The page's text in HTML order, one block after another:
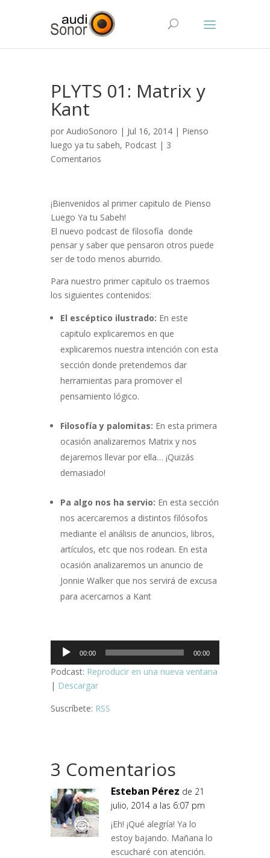
PLYTS 01: Matrix y
Kant
por AudioSonoro | Jul 16, 2014 | Pienso
luego ya tu sabeh, Podcast | 3
Comentarios
¡Bienvenidos al primer capitulo de Pienso
Luego Ya tu Sabeh!
El nuevo podcast de filosofía donde
pensar y saber que pensaron otros puede
ser de todo menos aburrido.
Para nuestro primer capitulo os traemos
los siguientes contenidos:
El escéptico ilustrado: En este
capitulo explicaremos en que
explicaremos nuestra intención con esta
sección donde pretendemos dar
herramientas para promover el
pensamiento lógico.
Filosofía y palomitas: En esta primera
ocasión analizaremos Matrix y nos
dejaremos llevar por ella… ¡Quizás
demasiado!
Pa algo nos ha servio: En esta sección
nos acercaremos a distintos filósofos
mediante el análisis de anuncios, libros,
artículos, etc que nos rodean. En esta
ocasión analizaremos un anuncio de
Jonnie Walker que nos servirá de excusa
para acercarnos a Kant
Reproductor
audio
00:00 00:00
Podcast: Reproducir en una nueva ventana
| Descargar
Suscríbete: RSS
3 Comentarios
Esteban Pérez de 21
julio, 2014 a las 6:07 pm
¡Eh! ¡Qué alegría! Ya lo
estoy bajando. Mañana lo
escucharé con atención.